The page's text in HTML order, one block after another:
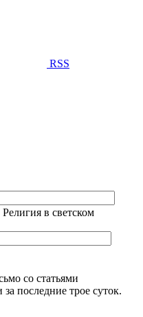
RSS
Религия в светском
со статьями
последние трое суток.